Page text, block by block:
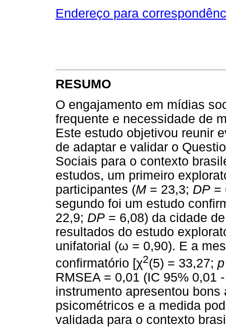
Endereço para
RESUMO
O engajamento em mídias
frequente e necessidade de
Este estudo objetivou reunir
de adaptar e validar o
Sociais para o contexto
estudos, um primeiro
participantes (M = 23,3; DP =
segundo foi um estudo
22,9; DP = 6,08) da cidade
resultados do estudo
unifatorial (ω = 0,90). E a
confirmatório [χ2(5) = 33,27; p
RMSEA = 0,01 (IC 95% 0,01
instrumento apresentou
psicométricos e a medida
validada para o contexto